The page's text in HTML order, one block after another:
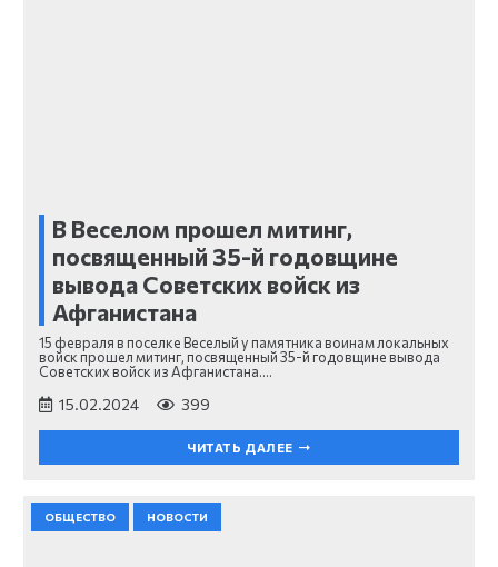
В Веселом прошел митинг,
посвященный 35-й годовщине
вывода Советских войск из
Афганистана
15 февраля в поселке Веселый у памятника воинам локальных
войск прошел митинг, посвященный 35-й годовщине вывода
Советских войск из Афганистана.…
15.02.2024 399
ЧИТАТЬ ДАЛЕЕ
ОБЩЕСТВО НОВОСТИ